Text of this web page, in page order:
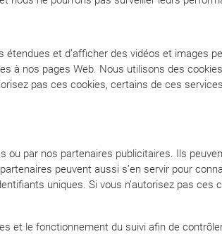
et d’afficher des vidéos et images
à nos pages Web. Nous utilisons des
pas ces cookies, certains de ces
par nos partenaires publicitaires. Ils
peuvent aussi s’en servir pour
uniques. Si vous n’autorisez pas ces
et le fonctionnement du suivi afin de